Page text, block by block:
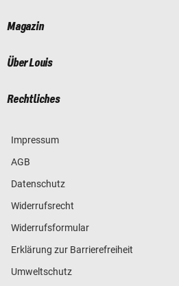
Magazin
Über Louis
Rechtliches
Impressum
AGB
Datenschutz
Widerrufsrecht
Widerrufsformular
Erklärung zur Barrierefreiheit
Umweltschutz